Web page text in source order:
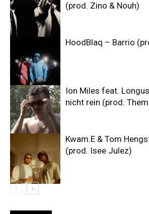
(prod. Zino & Nouh)
HoodBlaq – Barrio
Ion Miles feat.
nicht rein (prod.
Kwam.E & Tom
(prod. Isee Julez)